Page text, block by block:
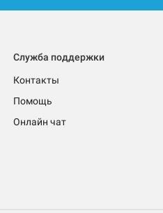
Служба поддержки
Контакты
Помощь
Онлайн чат